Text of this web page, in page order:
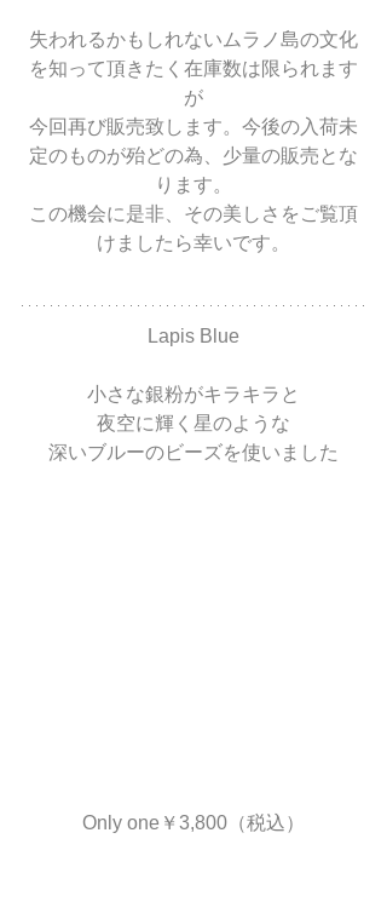
失われるかもしれないムラノ島の文化
を知って頂きたく在庫数は限られます
が
今回再び販売致します。今後の入荷未
定のものが殆どの為、少量の販売とな
ります。
この機会に是非、その美しさをご覧頂
けましたら幸いです。
Lapis Blue
小さな銀粉がキラキラと
夜空に輝く星のような
深いブルーのビーズを使いました
Only one￥3,800（税込）